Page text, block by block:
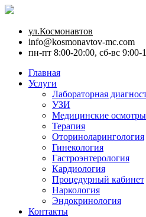
ул.Космонавтов
info@kosmonavtov-mc.com
пн-пт 8:00-20:00, сб-вс 9:00-
Главная
Услуги
Лабораторная
УЗИ
Медицинские осмотры
Терапия
Оториноларингология
Гинекология
Гастроэнтерология
Кардиология
Процедурный кабинет
Наркология
Эндокринология
Контакты